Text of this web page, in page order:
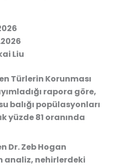
Liu
Türlerin Korunması
rapora göre,
balığı popülasyonları
yüzde 81 oranında
Dr. Zeb Hogan
analiz, nehirlerdeki